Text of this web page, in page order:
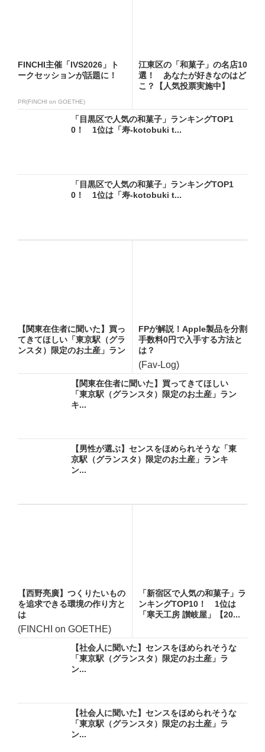
FINCHI主催「IVS2026」ト
ークセッションが話題に！
PR(FINCHI on GOETHE)
江東区の「和菓子」の名店10
選！ あなたが好きなのはど
こ？【人気投票実施中】
「目黒区で人気の和菓子」ランキングTOP1
0！ 1位は「寿-kotobuki t...
「目黒区で人気の和菓子」ランキングTOP1
0！ 1位は「寿-kotobuki t...
【関東在住者に聞いた】買っ
てきてほしい「東京駅（グラ
ンスタ）限定のお土産」ラン
FPが解説！Apple製品を分割
手数料0円で入手する方法と
は？
(Fav-Log)
【関東在住者に聞いた】買ってきてほしい
「東京駅（グランスタ）限定のお土産」ラン
キ...
【男性が選ぶ】センスをほめられそうな「東
京駅（グランスタ）限定のお土産」ランキ
ン...
【西野亮廣】つくりたいもの
を追求できる環境の作り方と
は
(FINCHI on GOETHE)
「新宿区で人気の和菓子」ラ
ンキングTOP10！ 1位は
「寒天工房 讃岐屋」【20...
【社会人に聞いた】センスをほめられそうな
「東京駅（グランスタ）限定のお土産」ラ
ン...
【社会人に聞いた】センスをほめられそうな
「東京駅（グランスタ）限定のお土産」ラ
ン...